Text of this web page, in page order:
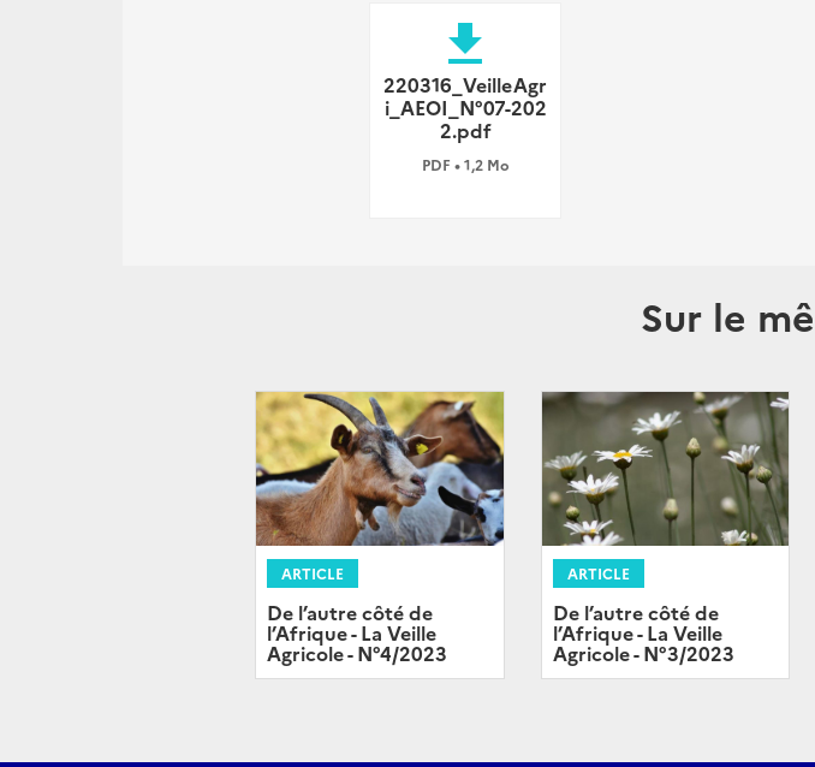
file_download
220316_VeilleAgr
i_AEOI_N°07-202
2.pdf
PDF • 1,2 Mo
Sur le
ARTICLE
De l’autre côté de
l’Afrique - La Veille
Agricole - N°4/2023
ARTICLE
De l’autre côté de
l’Afrique - La Veille
Agricole - N°3/2023